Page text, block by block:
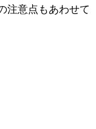
注意点もあわせて